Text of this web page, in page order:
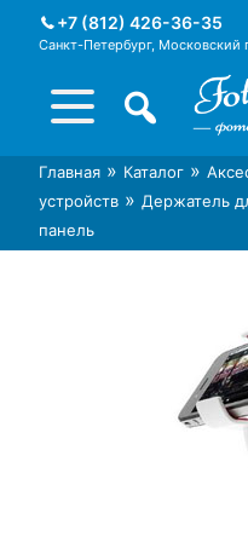
+7 (812) 426-36-35
Санкт-Петербург, Московский
Foto-
Главная » Каталог »
устройств » Держатель
панель